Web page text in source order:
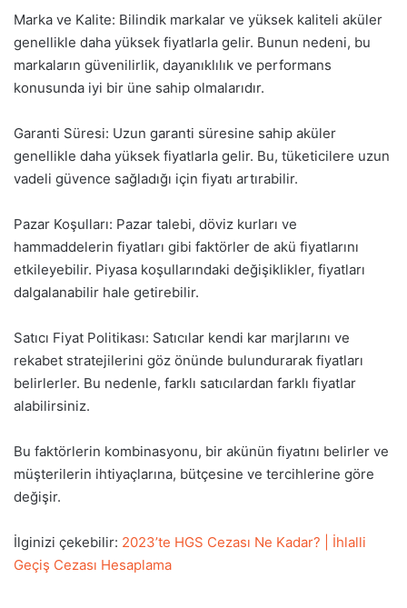
Marka ve Kalite: Bilindik markalar ve yüksek kaliteli aküler
genellikle daha yüksek fiyatlarla gelir. Bunun nedeni, bu
markaların güvenilirlik, dayanıklılık ve performans
konusunda iyi bir üne sahip olmalarıdır.
Garanti Süresi: Uzun garanti süresine sahip aküler
genellikle daha yüksek fiyatlarla gelir. Bu, tüketicilere uzun
vadeli güvence sağladığı için fiyatı artırabilir.
Pazar Koşulları: Pazar talebi, döviz kurları ve
hammaddelerin fiyatları gibi faktörler de akü fiyatlarını
etkileyebilir. Piyasa koşullarındaki değişiklikler, fiyatları
dalgalanabilir hale getirebilir.
Satıcı Fiyat Politikası: Satıcılar kendi kar marjlarını ve
rekabet stratejilerini göz önünde bulundurarak fiyatları
belirlerler. Bu nedenle, farklı satıcılardan farklı fiyatlar
alabilirsiniz.
Bu faktörlerin kombinasyonu, bir akünün fiyatını belirler ve
müşterilerin ihtiyaçlarına, bütçesine ve tercihlerine göre
değişir.
İlginizi çekebilir: 2023’te HGS Cezası Ne Kadar? | İhlalli
Geçiş Cezası Hesaplama